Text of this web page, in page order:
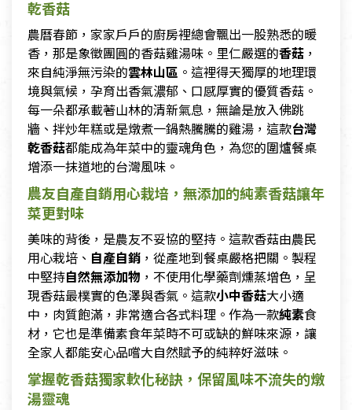
乾香菇
農曆春節，家家戶戶的廚房裡總會飄出一股熟悉的暖
香，那是象徵團圓的香菇雞湯味。里仁嚴選的香菇 ，
來自純淨無污染的雲林山區 。這裡得天獨厚的地理環
境與氣候，孕育出香氣濃郁、口感厚實的優質香菇。
每一朵都承載著山林的清新氣息，無論是放入佛跳
牆、拌炒年糕或是燉煮一鍋熱騰騰的雞湯，這款台灣
乾香菇都能成為年菜中的靈魂角色，為您的圍爐餐桌
增添一抹道地的台灣風味。
農友自產自銷用心栽培，無添加的純素香菇讓年
菜更對味
美味的背後，是農友不妥協的堅持。這款香菇由農民
用心栽培、 自產自銷 ，從產地到餐桌嚴格把關。製程
中堅持自然無添加物 ，不使用化學藥劑燻蒸增色，呈
現香菇最樸實的色澤與香氣。這款小中香菇大小適
中，肉質飽滿，非常適合各式料理。作為一款純素食
材，它也是準備素食年菜時不可或缺的鮮味來源，讓
全家人都能安心品嚐大自然賦予的純粹好滋味。
掌握乾香菇獨家軟化秘訣，保留風味不流失的燉
湯靈魂